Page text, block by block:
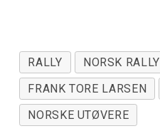
RALLY
NORSK RALLY
FRANK TORE LARSEN
NORSKE UTØVERE